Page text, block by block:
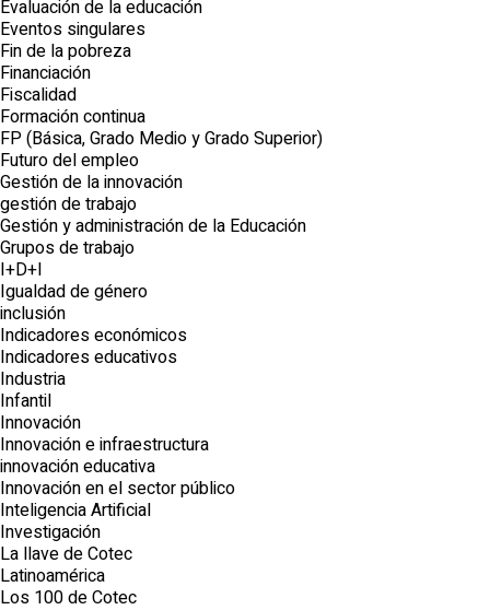
Evaluación de la educación
Eventos singulares
Fin de la pobreza
Financiación
Fiscalidad
Formación continua
FP (Básica, Grado Medio y Grado Superior)
Futuro del empleo
Gestión de la innovación
gestión de trabajo
Gestión y administración de la Educación
Grupos de trabajo
I+D+I
Igualdad de género
inclusión
Indicadores económicos
Indicadores educativos
Industria
Infantil
Innovación
Innovación e infraestructura
innovación educativa
Innovación en el sector público
Inteligencia Artificial
Investigación
La llave de Cotec
Latinoamérica
Los 100 de Cotec